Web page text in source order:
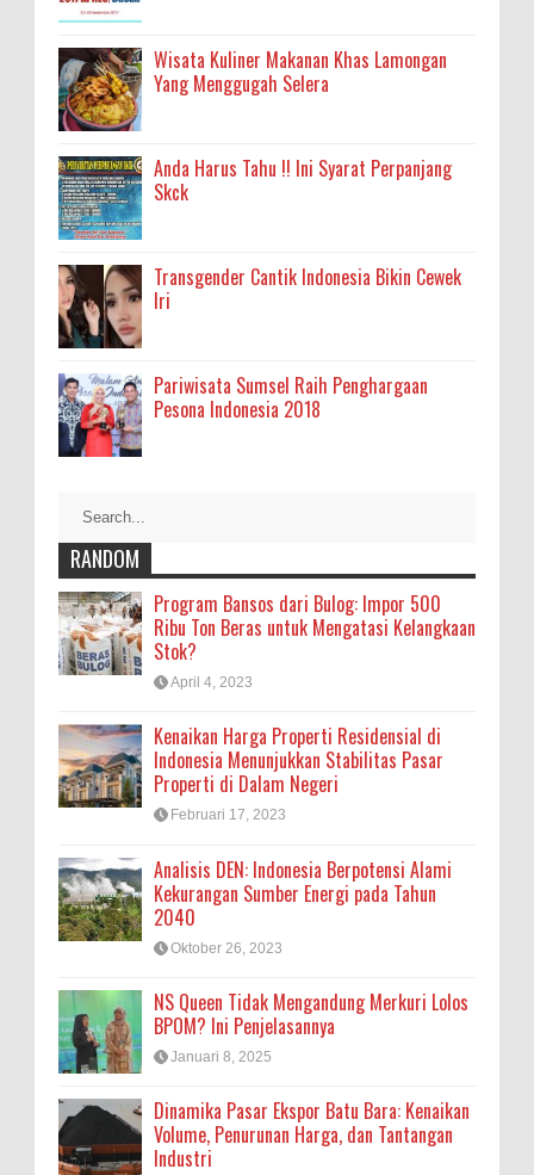
Wisata Kuliner Makanan Khas Lamongan
Yang Menggugah Selera
Anda Harus Tahu !! Ini Syarat Perpanjang
Skck
Transgender Cantik Indonesia Bikin Cewek
Iri
Pariwisata Sumsel Raih Penghargaan
Pesona Indonesia 2018
RANDOM
Program Bansos dari Bulog: Impor 500
Ribu Ton Beras untuk Mengatasi Kelangkaan
Stok?
April 4, 2023
Kenaikan Harga Properti Residensial di
Indonesia Menunjukkan Stabilitas Pasar
Properti di Dalam Negeri
Februari 17, 2023
Analisis DEN: Indonesia Berpotensi Alami
Kekurangan Sumber Energi pada Tahun
2040
Oktober 26, 2023
NS Queen Tidak Mengandung Merkuri Lolos
BPOM? Ini Penjelasannya
Januari 8, 2025
Dinamika Pasar Ekspor Batu Bara: Kenaikan
Volume, Penurunan Harga, dan Tantangan
Industri